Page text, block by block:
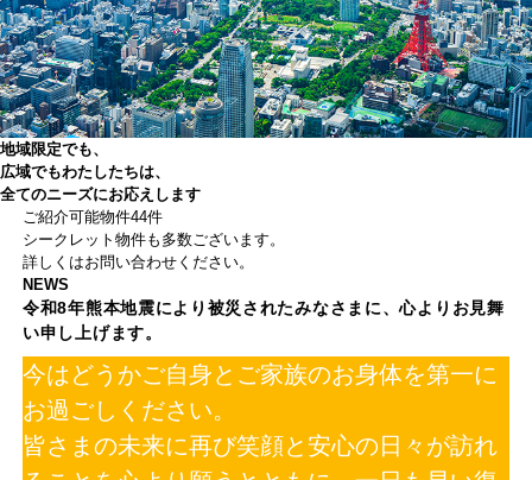
地域限定でも、
広域でもわたしたちは、
全てのニーズにお応えします
ご紹介可能物件44件
シークレット物件も多数ございます。
詳しくはお問い合わせください。
NEWS
令和8年熊本地震により被災されたみなさまに、心よりお見舞
い申し上げます。
今はどうかご自身とご家族のお身体を第一に
お過ごしください。
皆さまの未来に再び笑顔と安心の日々が訪れ